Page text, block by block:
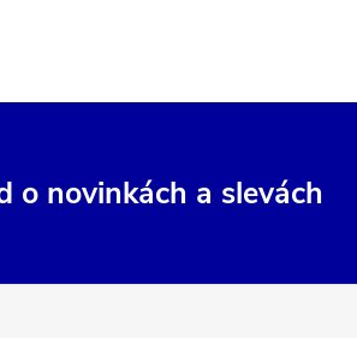
o novinkách a slevách